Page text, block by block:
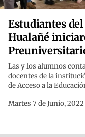
Estudiantes
Hualañé
Las y los alumnos
docentes de la
de Acceso a la
Martes 7 de Junio, 2022